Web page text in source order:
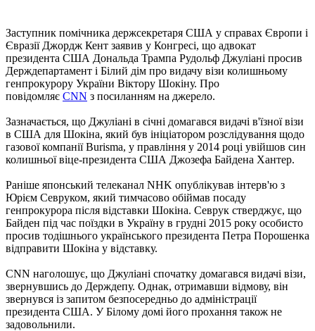
Заступник помічника держсекретаря США у справах Європи і
Євразії Джордж Кент заявив у Конгресі, що адвокат
президента США Дональда Трампа Рудольф Джуліані просив
Держдепартамент і Білий дім про видачу візи колишньому
генпрокурору України Віктору Шокіну. Про
повідомляє CNN з посиланням на джерело.
Зазначається, що Джуліані в січні домагався видачі в'їзної візи
в США для Шокіна, який був ініціатором розслідування щодо
газової компанії Burisma, у правління у 2014 році увійшов син
колишньої віце-президента США Джозефа Байдена Хантер.
Раніше японський телеканал NHK опублікував інтерв'ю з
Юрієм Севруком, який тимчасово обіймав посаду
генпрокурора після відставки Шокіна. Севрук стверджує, що
Байден під час поїздки в Україну в грудні 2015 року особисто
просив тодішнього українського президента Петра Порошенка
відправити Шокіна у відставку.
CNN наголошує, що Джуліані спочатку домагався видачі візи,
звернувшись до Держдепу. Однак, отримавши відмову, він
звернувся із запитом безпосередньо до адміністрації
президента США. У Білому домі його прохання також не
задовольнили.